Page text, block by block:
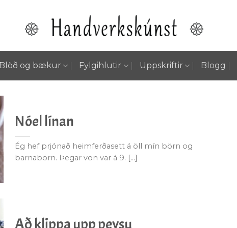
Blöð og bækur Fylgihlutir Uppskriftir Blogg
Nóel línan
Ég hef prjónað heimferðasett á öll mín börn og
barnabörn. Þegar von var á 9. [...]
Að klippa upp peysu